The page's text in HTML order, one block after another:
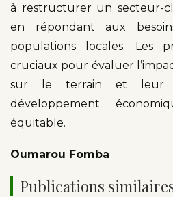
à restructurer un secteur-
en répondant aux
populations locales. Les
cruciaux pour évaluer
sur le terrain et leur
développement
équitable.
Oumarou Fomba
Publications